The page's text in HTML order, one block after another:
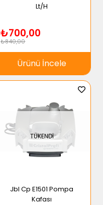
Lt/H
₺700,00
₺840,00
Ürünü İncele
TÜKENDI
Jbl Cp E1501 Pompa
Kafası